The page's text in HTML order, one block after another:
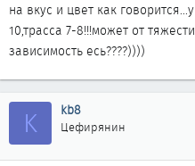
на вкус и цвет как
10,трасса 7-8!!!может от
зависимость есь????))))
K kb8
Цефирянин